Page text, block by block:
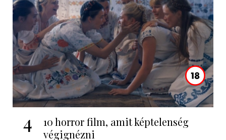
4
10 horror film, amit képtelenség
végignézni